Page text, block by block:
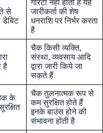
से
डेबिट
गारंटी नहीं होती है यह
जारीकर्ता की शेष
धनराशि पर निर्भर करता
है
है
चैक किसी व्यक्ति,
संस्था, व्यवसाय आदि
द्वारा जारी किये जा
सकते हैं
के
चैक तुलनात्मक रूप से
कम सुरक्षित होते हैं
इनके बाउंस होने की
संभावना होती है